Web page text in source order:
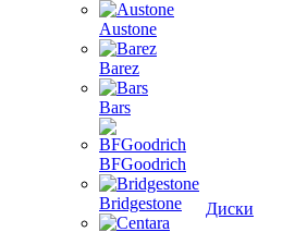
Austone
Barez
Bars
BFGoodrich
Bridgestone
Диски